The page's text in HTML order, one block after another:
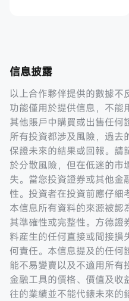
信息披露
以上合作夥伴提供的數據不
功能僅用於提供信息，不能
其他賬戶中購買或出售任何
所有投資都涉及風險，過去
保證未來的結果或回報。請
於分散風險，但在低迷的市
失。當您投資證券或其他金
性。投資者在投資前應仔細
本信息所有資料的來源被認
其準確性或完整性。方德證
料産生的任何直接或間接損
何責任。本信息提及的任何
能不易變賣以及不適用所有
金融工具的價格、價值及收
往的業績並不能代錶未來的